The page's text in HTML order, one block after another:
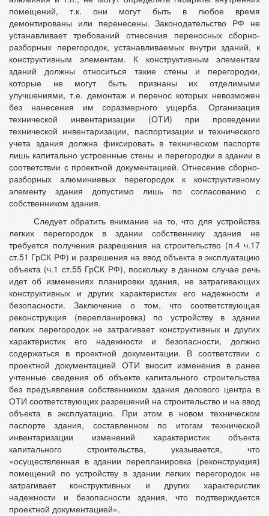
помещений, т.к. они могут быть в любое время
демонтированы или перенесены. Законодательство РФ не
устанавливает требований отнесения переносных сборно-
разборных перегородок, устанавливаемых внутри зданий, к
конструктивным элементам. К конструктивным элементам
зданий должны относиться такие стены и перегородки,
которые не могут быть признаны их отделимыми
улучшениями, т.е. демонтаж и перенос которых невозможен
без нанесения им соразмерного ущерба. Организация
технической инвентаризации (ОТИ) при проведении
технической инвентаризации, паспортизации и технического
учета здания должна фиксировать в техническом паспорте
лишь капитально устроенные стены и перегородки в здании в
соответствии с проектной документацией. Отнесение сборно-
разборных алюминиевых перегородок к конструктивному
элементу здания допустимо лишь по согласованию с
собственником здания.
Следует обратить внимание на то, что для устройства
легких перегородок в здании собственнику здания не
требуется получения разрешения на строительство (п.4 ч.17
ст.51 ГрСК РФ) и разрешения на ввод объекта в эксплуатацию
объекта (ч.1 ст.55 ГрСК РФ), поскольку в данном случае речь
идет об изменениях планировки здания, не затрагивающих
конструктивных и других характеристик его надежности и
безопасности. Заключение о том, что соответствующая
реконструкция (перепланировка) по устройству в здании
легких перегородок не затрагивает конструктивных и других
характеристик его надежности и безопасности, должно
содержаться в проектной документации. В соответствии с
проектной документацией ОТИ вносит изменения в ранее
учтенные сведения об объекте капитального строительства
без предъявления собственником здания делового центра в
ОТИ соответствующих разрешений на строительство и на ввод
объекта в эксплуатацию. При этом в новом техническом
паспорте здания, составленном по итогам технической
инвентаризации изменений характеристик объекта
капитального строительства, указывается, что
«осуществленная в здании перепланировка (реконструкция)
помещений по устройству в здании легких перегородок не
затрагивает конструктивных и других характеристик
надежности и безопасности здания, что подтверждается
проектной документацией».